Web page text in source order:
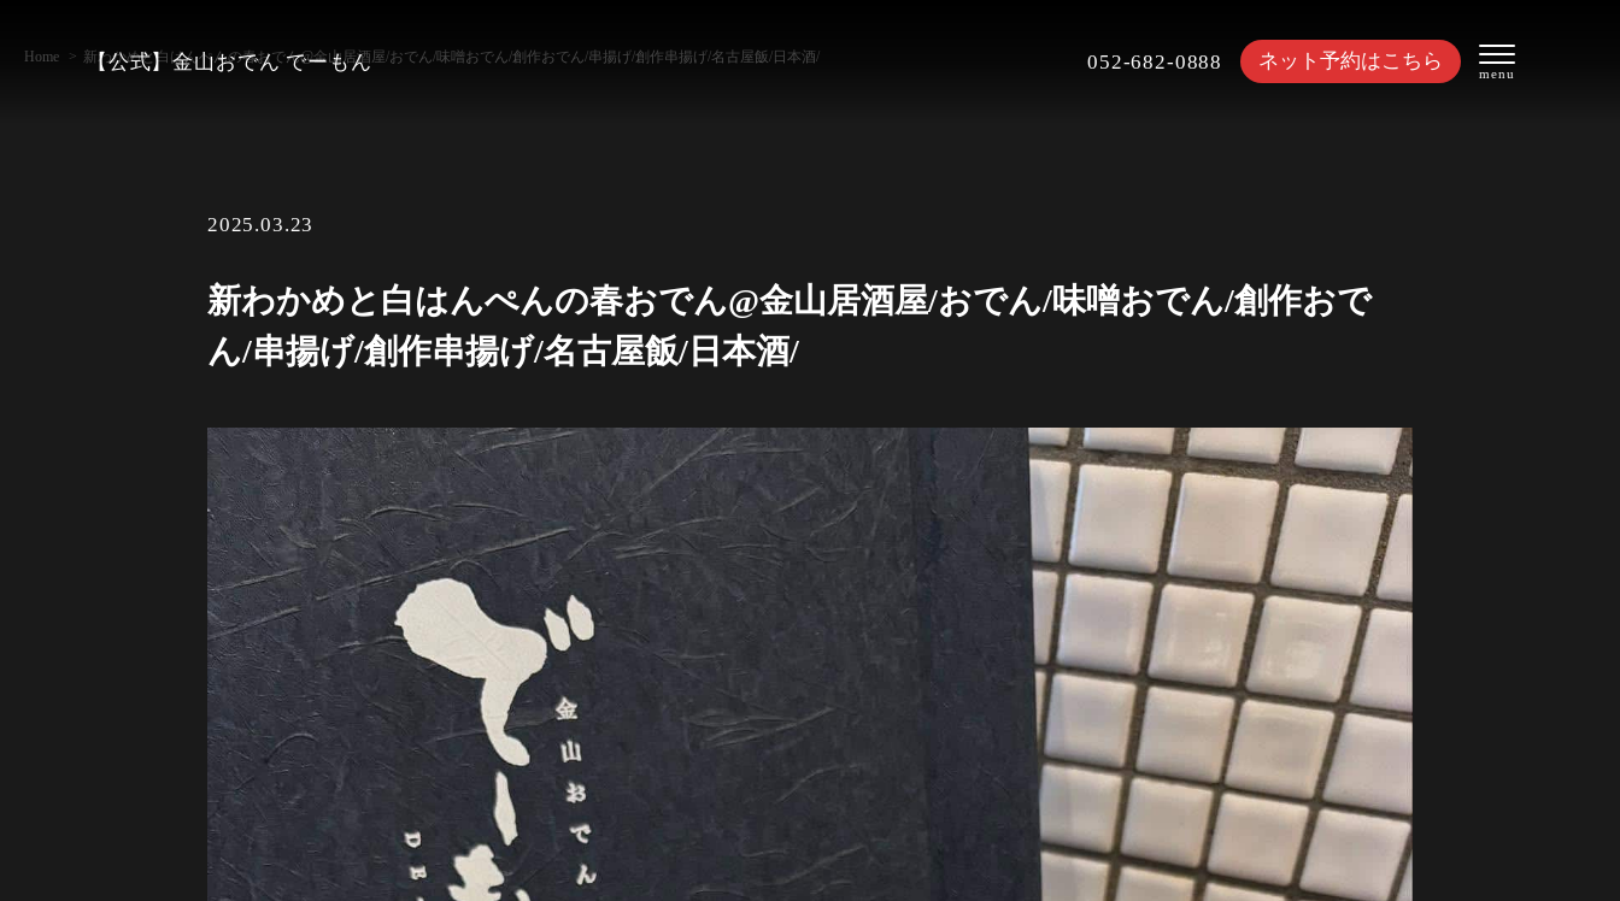
【公式】金山おでん でーもん 052-682-0888 ネット予約はこちら
Home 新わかめと白はんぺんの春おでん@金山居酒屋/おでん/味噌おでん/創作おでん/串揚げ/創作串揚げ/名古屋飯/日本酒/
2025.03.23
新わかめと白はんぺんの春おでん@金山居酒屋/おでん/味噌おでん/創作おで
ん/串揚げ/創作串揚げ/名古屋飯/日本酒/